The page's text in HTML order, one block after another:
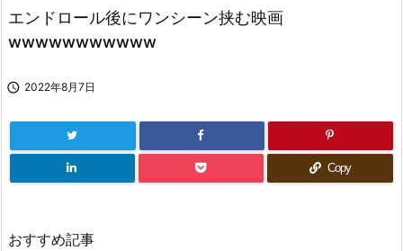
エンドロール後にワンシーン挟む映画
wwwwwwwwwww
 2022年8月7日
Copy
おすすめ記事